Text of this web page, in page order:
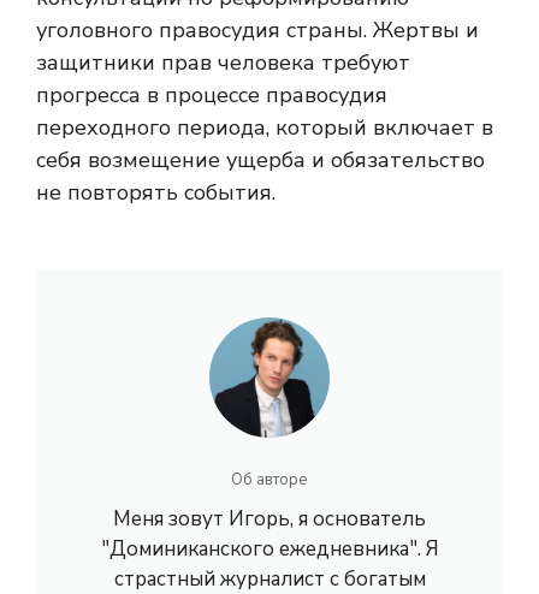
уголовного правосудия страны. Жертвы и
защитники прав человека требуют
прогресса в процессе правосудия
переходного периода, который включает в
себя возмещение ущерба и обязательство
не повторять события.
Об авторе
Меня зовут Игорь, я основатель
"Доминиканского ежедневника". Я
страстный журналист с богатым